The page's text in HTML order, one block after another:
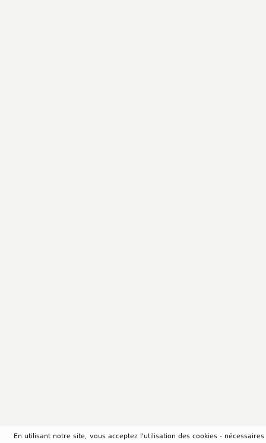
En utilisant notre site, vous acceptez l'utilisation des cookies -